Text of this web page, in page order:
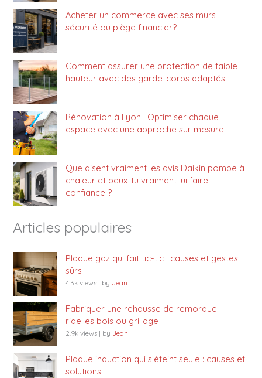
Acheter un commerce avec ses murs :
sécurité ou piège financier?
Comment assurer une protection de faible
hauteur avec des garde-corps adaptés
Rénovation à Lyon : Optimiser chaque
espace avec une approche sur mesure
Que disent vraiment les avis Daikin pompe à
chaleur et peux-tu vraiment lui faire
confiance ?
Articles populaires
Plaque gaz qui fait tic-tic : causes et gestes
sûrs
4.3k views | by Jean
Fabriquer une rehausse de remorque :
ridelles bois ou grillage
2.9k views | by Jean
Plaque induction qui s’éteint seule : causes et
solutions